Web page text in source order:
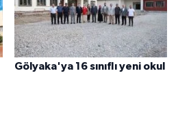
Gölyaka'ya 16 sınıflı yeni okul